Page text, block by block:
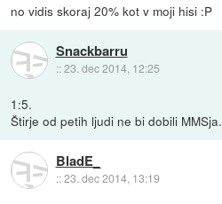
no vidis skoraj 20% kot v moji hisi :P
Snackbarru
::23. dec 2014, 12:25
1:5.
Štirje od petih ljudi ne bi dobili MMSja.
BladE_
::23. dec 2014, 13:19